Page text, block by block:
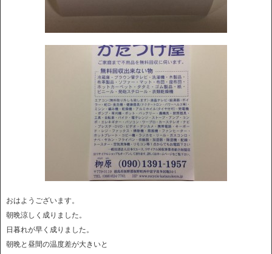
おはようございます。
朝晩涼しく成りました。
日暮れが早く成りました。
朝晩と昼間の温度差が大きいと